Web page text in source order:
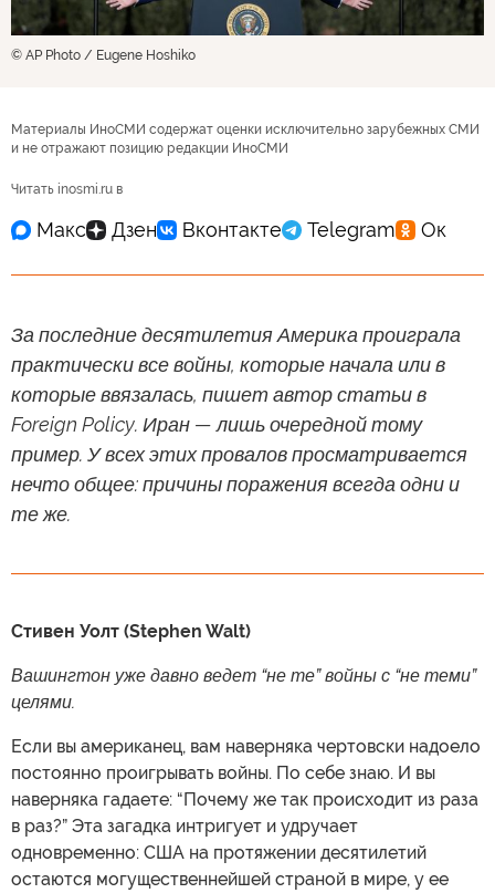
© AP Photo / Eugene Hoshiko
Материалы ИноСМИ содержат оценки исключительно зарубежных СМИ
и не отражают позицию редакции ИноСМИ
Читать inosmi.ru в
За последние десятилетия Америка проиграла
практически все войны, которые начала или в
которые ввязалась, пишет автор статьи в
Foreign Policy. Иран — лишь очередной тому
пример. У всех этих провалов просматривается
нечто общее: причины поражения всегда одни и
те же.
Стивен Уолт (Stephen Walt)
Вашингтон уже давно ведет “не те” войны с “не теми”
целями.
Если вы американец, вам наверняка чертовски надоело
постоянно проигрывать войны. По себе знаю. И вы
наверняка гадаете: “Почему же так происходит из раза
в раз?” Эта загадка интригует и удручает
одновременно: США на протяжении десятилетий
остаются могущественнейшей страной в мире, у ее